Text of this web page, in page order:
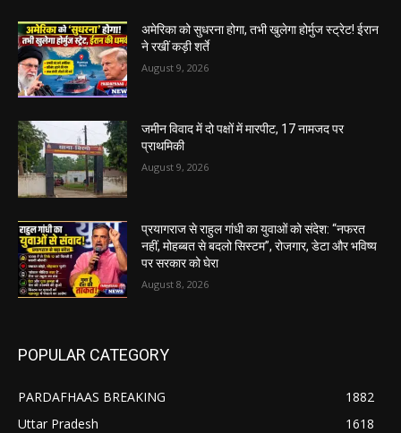
अमेरिका को सुधरना होगा, तभी खुलेगा होर्मुज स्ट्रेट! ईरान
ने रखीं कड़ी शर्ते
August 9, 2026
जमीन विवाद में दो पक्षों में मारपीट, 17 नामजद पर
प्राथमिकी
August 9, 2026
प्रयागराज से राहुल गांधी का युवाओं को संदेश: “नफरत
नहीं, मोहब्बत से बदलो सिस्टम”, रोजगार, डेटा और भविष्य
पर सरकार को घेरा
August 8, 2026
POPULAR CATEGORY
PARDAFHAAS BREAKING
1882
Uttar Pradesh
1618